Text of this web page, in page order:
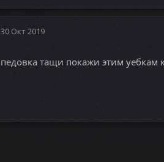
30 Окт 2019
педовка тащи покажи этим уебкам